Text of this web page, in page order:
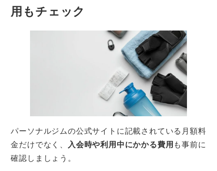
用もチェック
パーソナルジムの公式サイトに記載されている月額料
金だけでなく、
入会時や利用中にかかる費用も事前に
確認しましょう。